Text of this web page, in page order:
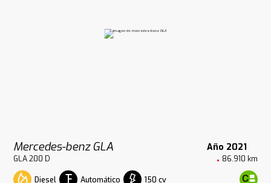
Mercedes-benz GLA Año 2021
GLA 200 D 86.910 km
Diesel Automático 150 cv